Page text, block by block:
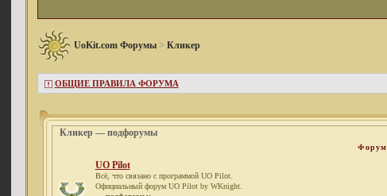
UoKit.com Форумы> Кликер
ОБЩИЕ ПРАВИЛА ФОРУМА
Кликер — подфорумы
Форум
UO Pilot
Всё, что связано с программой UO Pilot.
Официальный форум UO Pilot by WKnight.